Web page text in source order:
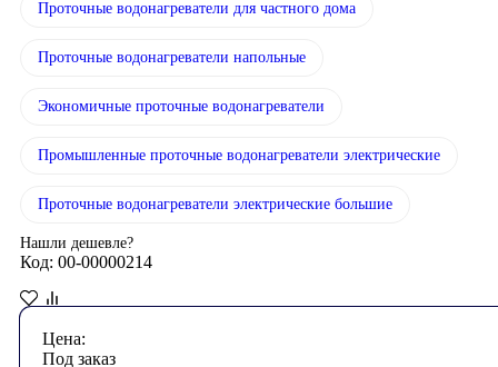
Проточные водонагреватели для частного дома
Проточные водонагреватели напольные
Экономичные проточные водонагреватели
Промышленные проточные водонагреватели электрические
Проточные водонагреватели электрические большие
Нашли дешевле?
Код: 00-00000214
Цена:
Под заказ